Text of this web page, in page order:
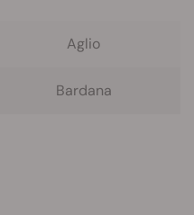
Aglio
Bardana